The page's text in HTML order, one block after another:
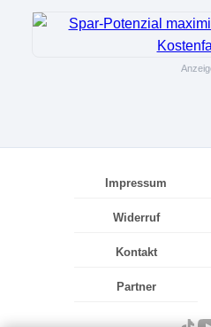
Impressum
Widerruf
Kontakt
Partner